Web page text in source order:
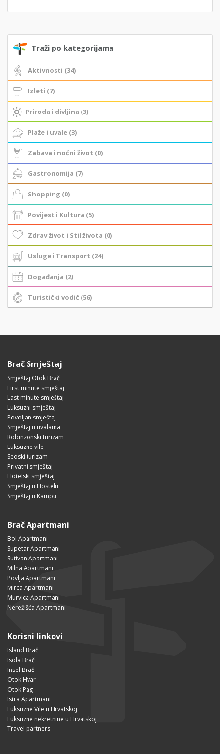
Traži po kategorijama
Aktivnosti (34)
Izleti (7)
Priroda i divljina (3)
Plaže i uvale (3)
Zabava i noćni život (0)
Gastronomija (7)
Shopping (0)
Povijest i Kultura (5)
Zdrav život i Stil života (0)
Usluge i Transport (24)
Događanja (2)
Turistički vodič (56)
Brač Smještaj
Smještaj Otok Brač
First minute smještaj
Last minute smještaj
Luksuzni smještaj
Povoljan smještaj
Smještaj u uvalama
Robinzonski turizam
Luksuzne vile
Seoski turizam
Privatni smještaj
Hotelski smještaj
Smještaj u Hostelu
Smještaj u Kampu
Brač Apartmani
Bol Apartmani
Supetar Apartmani
Sutivan Apartmani
Milna Apartmani
Povlja Apartmani
Mirca Apartmani
Murvica Apartmani
Nerežišća Apartmani
Korisni linkovi
Island Brač
Isola Brač
Insel Brač
Otok Hvar
Otok Pag
Istra Apartmani
Luksuzne Vile u Hrvatskoj
Luksuzne nekretnine u Hrvatskoj
Travel partners